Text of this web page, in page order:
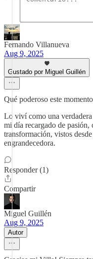
Fernando Villanueva
Aug 9, 2025
Gustado por Miguel Guillén
Qué poderoso este
Lo viví como una
mi día recargado de
transformación, vistos
engrandecedora.
Responder (1)
Compartir
Miguel Guillén
Aug 9, 2025
Autor